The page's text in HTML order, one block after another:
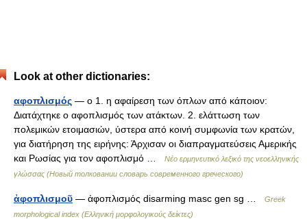
Look at other dictionaries:
αφοπλισμός — ο 1. η αφαίρεση των όπλων από κάποιον:
Διατάχτηκε ο αφοπλισμός των ατάκτων. 2. ελάττωση των
πολεμικών ετοιμασιών, ύστερα από κοινή συμφωνία των κρατών,
για διατήρηση της ειρήνης: Άρχισαν οι διαπραγματεύσεις Αμερικής
και Ρωσίας για τον αφοπλισμό …
Νέο ερμηνευτικό λεξικό της νεοελληνικής
γλώσσας (Новый толковании словарь современного греческого)
ἀφοπλισμοῦ — ἀφοπλισμός disarming masc gen sg …
Greek
morphological index (Ελληνική μορφολογικούς δείκτες)